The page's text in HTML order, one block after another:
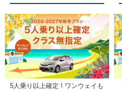
5人乗り以上確定 ! ワンウェイも